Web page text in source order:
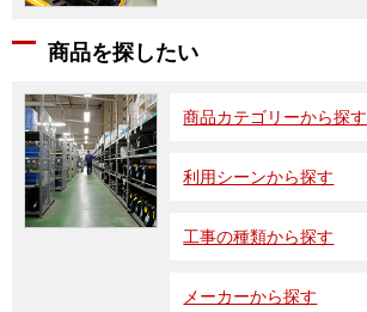
商品を探したい
商品カテゴリーから探す
利用シーンから探す
工事の種類から探す
メーカーから探す